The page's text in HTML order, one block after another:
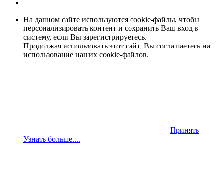
На данном сайте используются cookie-файлы, чтобы
персонализировать контент и сохранить Ваш вход в
систему, если Вы зарегистрируетесь.
Продолжая использовать этот сайт, Вы соглашаетесь на
использование наших cookie-файлов.
Принять
Узнать больше....